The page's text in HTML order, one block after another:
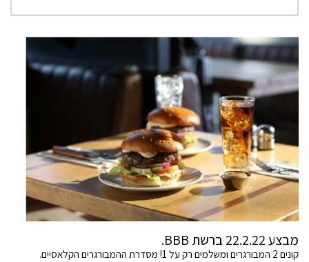
מבצע 22.2.22 ברשת BBB.
קונים 2 המבורגרים ומשלמים רק על 1! מסדרת ההמבורגרים הקלאסיים.